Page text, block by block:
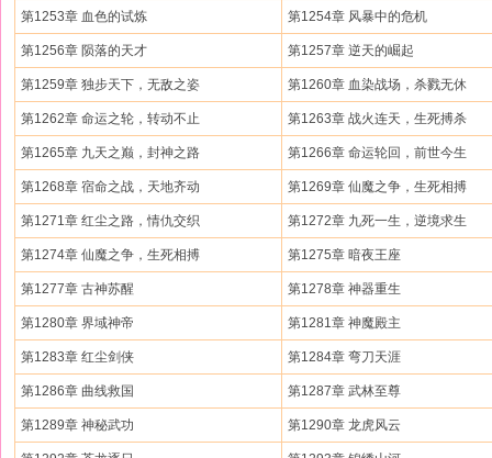
第1253章 血色的试炼 第1254章 风暴中的危机
第1256章 陨落的天才 第1257章 逆天的崛起
第1259章 独步天下，无敌之姿 第1260章 血染战场，杀戮无休
第1262章 命运之轮，转动不止 第1263章 战火连天，生死搏杀
第1265章 九天之巅，封神之路 第1266章 命运轮回，前世今生
第1268章 宿命之战，天地齐动 第1269章 仙魔之争，生死相搏
第1271章 红尘之路，情仇交织 第1272章 九死一生，逆境求生
第1274章 仙魔之争，生死相搏 第1275章 暗夜王座
第1277章 古神苏醒 第1278章 神器重生
第1280章 界域神帝 第1281章 神魔殿主
第1283章 红尘剑侠 第1284章 弯刀天涯
第1286章 曲线救国 第1287章 武林至尊
第1289章 神秘武功 第1290章 龙虎风云